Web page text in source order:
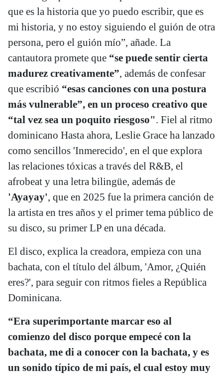
que es la historia que yo puedo escribir, que es
mi historia, y no estoy siguiendo el guión de otra
persona, pero el guión mío”, añade. La
cantautora promete que “se puede sentir cierta
madurez creativamente”, además de confesar
que escribió “esas canciones con una postura
más vulnerable”, en un proceso creativo que
“tal vez sea un poquito riesgoso". Fiel al ritmo
dominicano Hasta ahora, Leslie Grace ha lanzado
como sencillos 'Inmerecido', en el que explora
las relaciones tóxicas a través del R&B, el
afrobeat y una letra bilingüe, además de
'Ayayay', que en 2025 fue la primera canción de
la artista en tres años y el primer tema público de
su disco, su primer LP en una década.
El disco, explica la creadora, empieza con una
bachata, con el título del álbum, 'Amor, ¿Quién
eres?', para seguir con ritmos fieles a República
Dominicana.
“Era superimportante marcar eso al
comienzo del disco porque empecé con la
bachata, me di a conocer con la bachata, y es
un sonido típico de mi país, el cual estoy muy